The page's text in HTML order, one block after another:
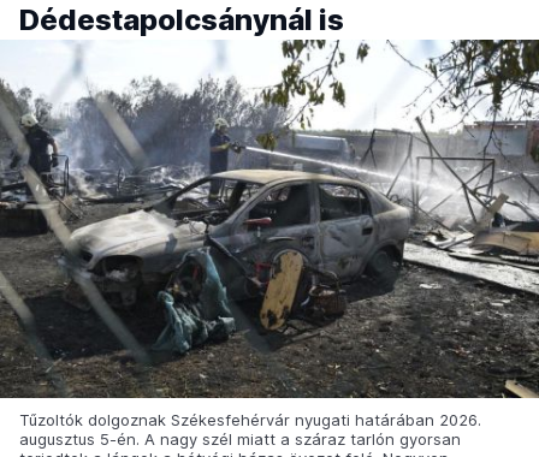
Dédestapolcsánynál is
Tűzoltók dolgoznak Székesfehérvár nyugati határában 2026.
augusztus 5-én. A nagy szél miatt a száraz tarlón gyorsan